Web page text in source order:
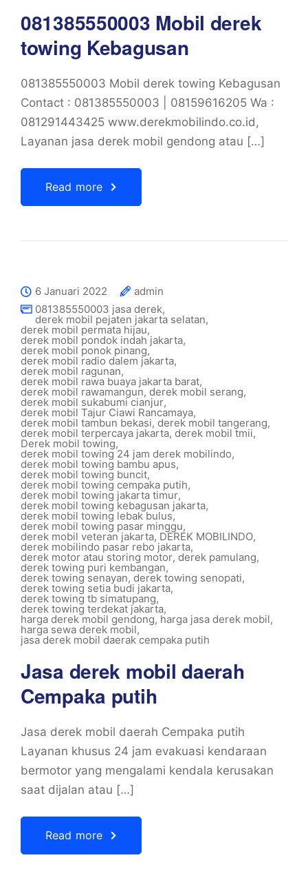
081385550003 Mobil derek
towing Kebagusan
081385550003 Mobil derek towing Kebagusan
Contact : 081385550003 | 08159616205 Wa :
081291443425 www.derekmobilindo.co.id,
Layanan jasa derek mobil gendong atau […]
Read more
6 Januari 2022
admin
081385550003 jasa derek,
derek mobil pejaten jakarta selatan,
derek mobil permata hijau,
derek mobil pondok indah jakarta,
derek mobil ponok pinang,
derek mobil radio dalem jakarta,
derek mobil ragunan,
derek mobil rawa buaya jakarta barat,
derek mobil rawamangun, derek mobil serang,
derek mobil sukabumi cianjur,
derek mobil Tajur Ciawi Rancamaya,
derek mobil tambun bekasi, derek mobil tangerang,
derek mobil terpercaya jakarta, derek mobil tmii,
Derek mobil towing,
derek mobil towing 24 jam derek mobilindo,
derek mobil towing bambu apus,
derek mobil towing buncit,
derek mobil towing cempaka putih,
derek mobil towing jakarta timur,
derek mobil towing kebagusan jakarta,
derek mobil towing lebak bulus,
derek mobil towing pasar minggu,
derek mobil veteran jakarta, DEREK MOBILINDO,
derek mobilindo pasar rebo jakarta,
derek motor atau storing motor, derek pamulang,
derek towing puri kembangan,
derek towing senayan, derek towing senopati,
derek towing setia budi jakarta,
derek towing tb simatupang,
derek towing terdekat jakarta,
harga derek mobil gendong, harga jasa derek mobil,
harga sewa derek mobil,
jasa derek mobil daerak cempaka putih
Jasa derek mobil daerah
Cempaka putih
Jasa derek mobil daerah Cempaka putih
Layanan khusus 24 jam evakuasi kendaraan
bermotor yang mengalami kendala kerusakan
saat dijalan atau […]
Read more